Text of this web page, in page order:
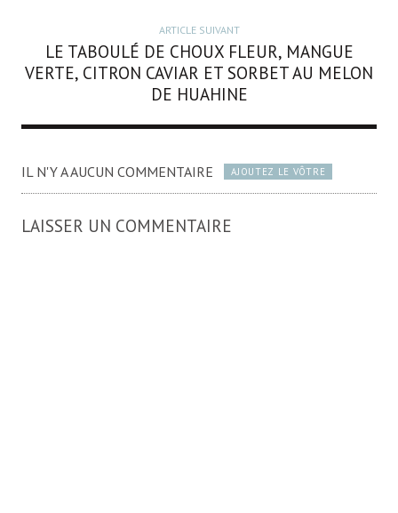
ARTICLE SUIVANT
LE TABOULÉ DE CHOUX FLEUR, MANGUE
VERTE, CITRON CAVIAR ET SORBET AU MELON
DE HUAHINE
IL N'Y A AUCUN COMMENTAIRE AJOUTEZ LE VÔTRE
LAISSER UN COMMENTAIRE